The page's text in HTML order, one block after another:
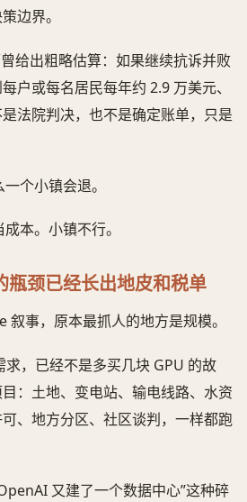
边界。
给出粗略估算：如果继续抗诉并败
户或每名居民每年约 2.9 万美元、
法院判决，也不是确定账单，只是
个小镇会退。
本。小镇不行。
瓶颈已经长出地皮和税单
事，原本最抓人的地方是规模。
求，已经不是多买几块 GPU 的故
：土地、变电站、输电线路、水资
、地方分区、社区谈判，一样都跑
又建了一个数据中心”这种碎